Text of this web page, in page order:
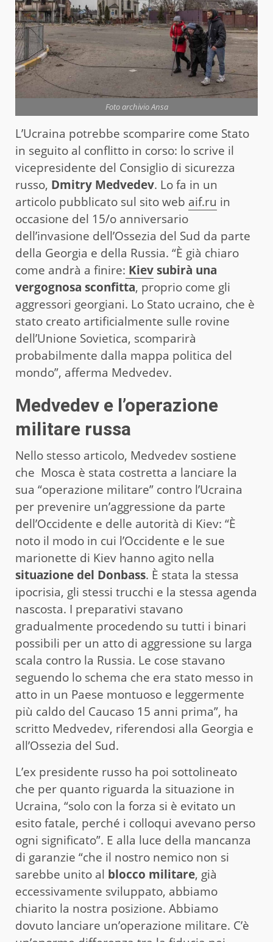
Foto archivio Ansa
L’Ucraina potrebbe scomparire come Stato
in seguito al conflitto in corso: lo scrive il
vicepresidente del Consiglio di sicurezza
russo, Dmitry Medvedev. Lo fa in un
articolo pubblicato sul sito web aif.ru in
occasione del 15/o anniversario
dell’invasione dell’Ossezia del Sud da parte
della Georgia e della Russia. “È già chiaro
come andrà a finire: Kiev subirà una
vergognosa sconfitta, proprio come gli
aggressori georgiani. Lo Stato ucraino, che è
stato creato artificialmente sulle rovine
dell’Unione Sovietica, scomparirà
probabilmente dalla mappa politica del
mondo”, afferma Medvedev.
Medvedev e l’operazione
militare russa
Nello stesso articolo, Medvedev sostiene
che Mosca è stata costretta a lanciare la
sua “operazione militare” contro l’Ucraina
per prevenire un’aggressione da parte
dell’Occidente e delle autorità di Kiev: “È
noto il modo in cui l’Occidente e le sue
marionette di Kiev hanno agito nella
situazione del Donbass. È stata la stessa
ipocrisia, gli stessi trucchi e la stessa agenda
nascosta. I preparativi stavano
gradualmente procedendo su tutti i binari
possibili per un atto di aggressione su larga
scala contro la Russia. Le cose stavano
seguendo lo schema che era stato messo in
atto in un Paese montuoso e leggermente
più caldo del Caucaso 15 anni prima”, ha
scritto Medvedev, riferendosi alla Georgia e
all’Ossezia del Sud.
L’ex presidente russo ha poi sottolineato
che per quanto riguarda la situazione in
Ucraina, “solo con la forza si è evitato un
esito fatale, perché i colloqui avevano perso
ogni significato”. E alla luce della mancanza
di garanzie “che il nostro nemico non si
sarebbe unito al blocco militare, già
eccessivamente sviluppato, abbiamo
chiarito la nostra posizione. Abbiamo
dovuto lanciare un’operazione militare. C’è